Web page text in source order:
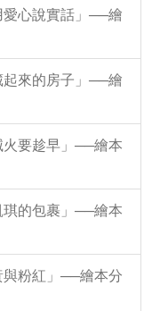
愛心說實話」──繪
起來的房子」──繪
火要趁早」──繪本
琪的包裹」──繪本
與粉紅」──繪本分